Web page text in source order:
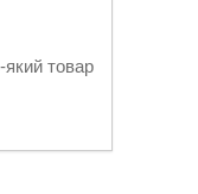
який товар